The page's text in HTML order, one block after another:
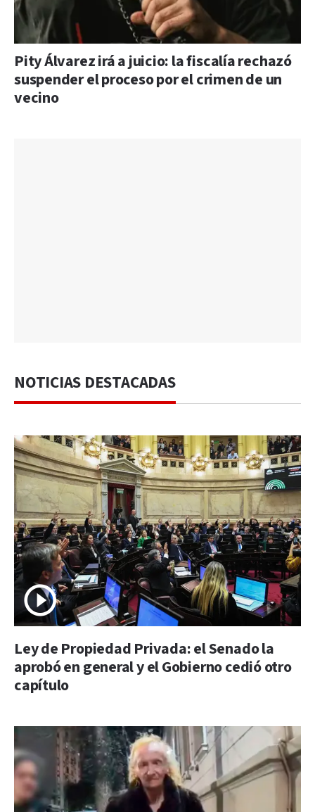
Pity Álvarez irá a juicio: la fiscalía rechazó
suspender el proceso por el crimen de un
vecino
NOTICIAS DESTACADAS
Ley de Propiedad Privada: el Senado la
aprobó en general y el Gobierno cedió otro
capítulo